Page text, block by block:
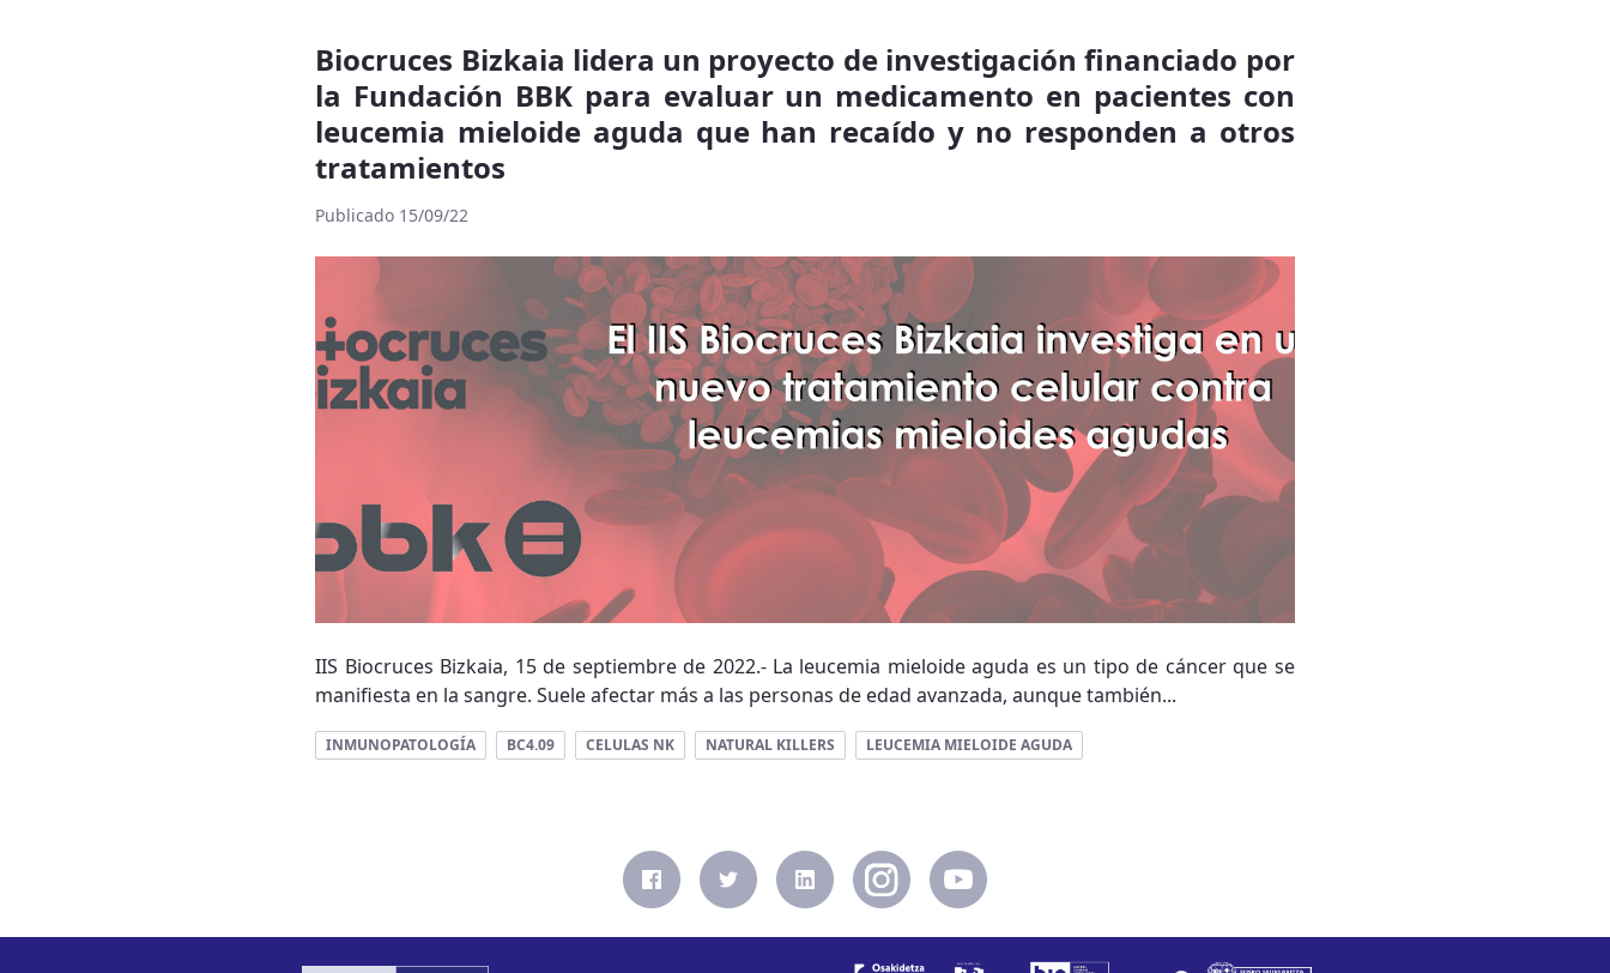
Biocruces Bizkaia lidera un proyecto de investigación financiado por
la Fundación BBK para evaluar un medicamento en pacientes con
leucemia mieloide aguda que han recaído y no responden a otros
tratamientos
Publicado 15/09/22
IIS Biocruces Bizkaia, 15 de septiembre de 2022.- La leucemia mieloide aguda es un tipo de cáncer que se
manifiesta en la sangre. Suele afectar más a las personas de edad avanzada, aunque también...
INMUNOPATOLOGÍA BC4.09 CELULAS NK NATURAL KILLERS LEUCEMIA MIELOIDE AGUDA